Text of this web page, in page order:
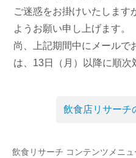
ご迷惑をお掛けいたします
ようお願い申し上げます。
尚、上記期間中にメールで
は、13日（月）以降に順次
飲食店リサーチ
飲食リサーチ コンテンツメニュ